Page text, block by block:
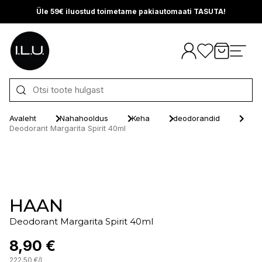
Üle 59€ iluostud toimetame pakiautomaati TASUTA!
Otse sisu juurde
Avaleht Nahahooldus Keha
deodorandid
Deodorant Margarita Spirit 40ml
HAAN
Deodorant Margarita Spirit 40ml
8,90 €
222.50 €/l